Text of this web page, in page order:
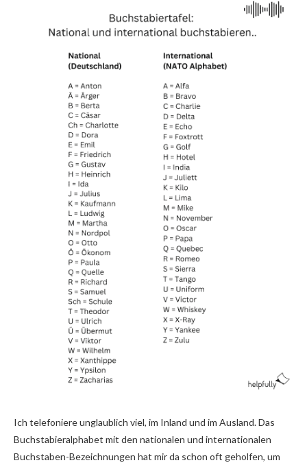
Ich telefoniere unglaublich viel, im Inland und im Ausland. Das
Buchstabieralphabet mit den nationalen und internationalen
Buchstaben-Bezeichnungen hat mir da schon oft geholfen, um